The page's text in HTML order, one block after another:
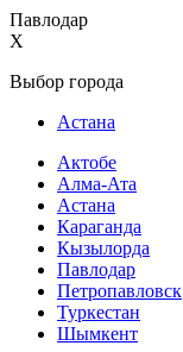
Павлодар
X
Выбор города
Астана
Актобе
Алма-Ата
Астана
Караганда
Кызылорда
Павлодар
Петропавловск
Туркестан
Шымкент